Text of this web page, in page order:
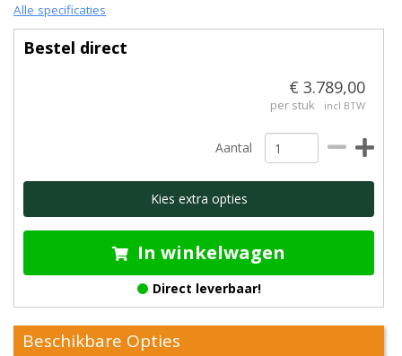
Alle specificaties
Bestel direct
€ 3.789,00
per stuk incl BTW
Aantal
Kies extra opties
In winkelwagen
Direct leverbaar!
Beschikbare Opties